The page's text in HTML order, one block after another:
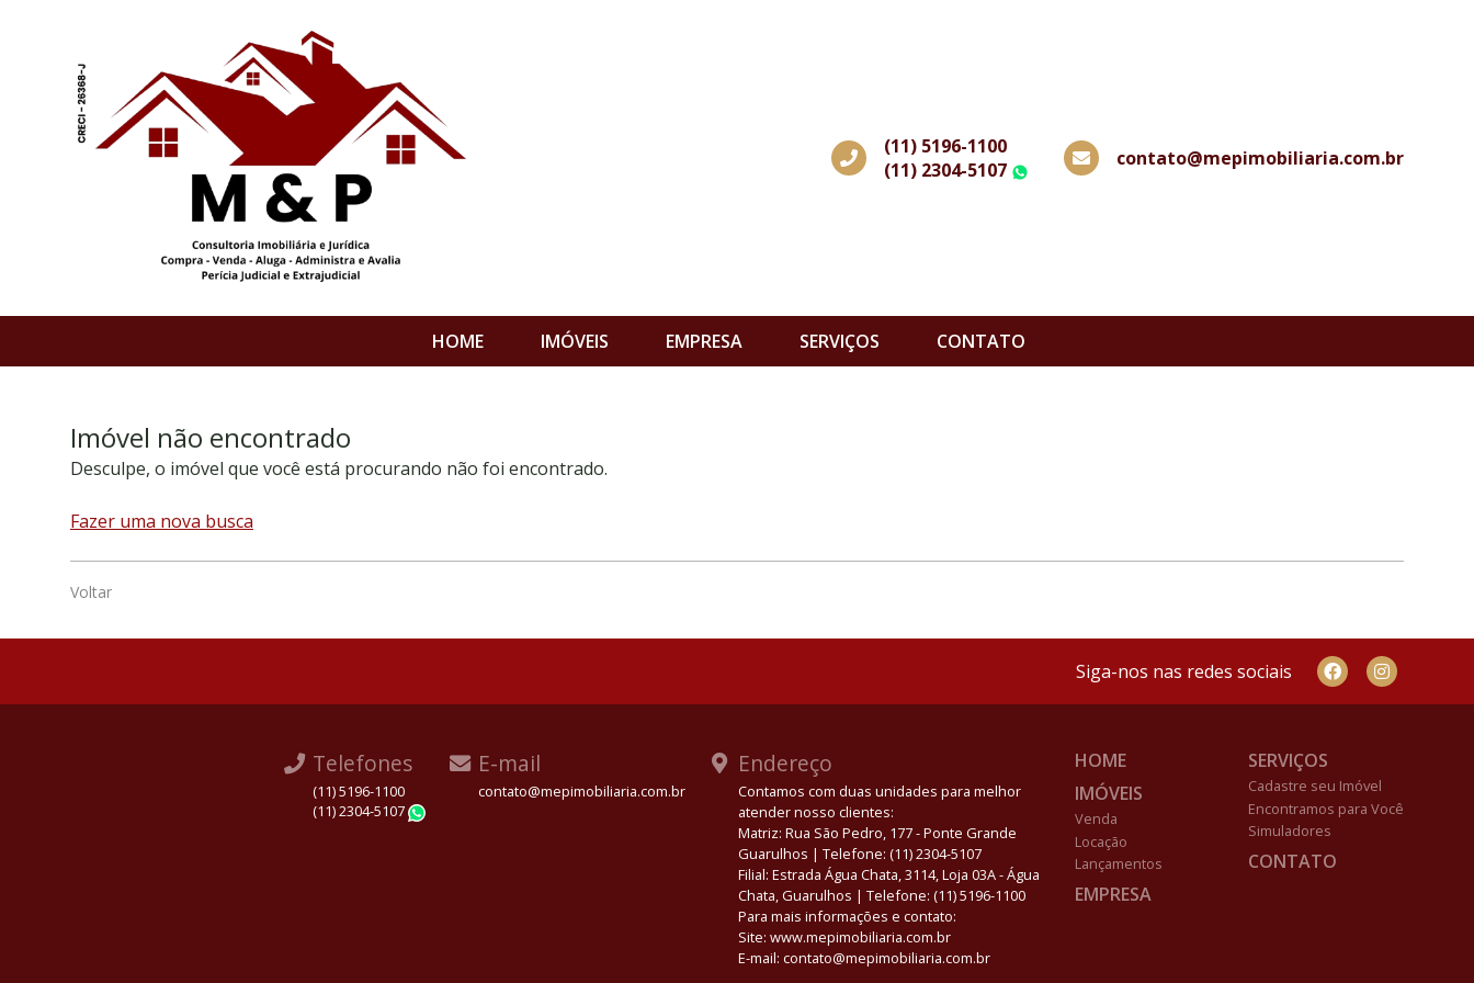
(11) 5196-1100
(11) 2304-5107
WhatsApp
contato@mepimobiliaria.com.br
HOME IMÓVEIS EMPRESA SERVIÇOS CONTATO
Imóvel não encontrado
Desculpe, o imóvel que você está procurando não foi encontrado.
Fazer uma nova busca
Voltar
Siga-nos nas redes sociais
Telefones
(11) 5196-1100
(11) 2304-5107
E-mail
contato@mepimobiliaria.com.br
Endereço
Contamos com duas unidades para melhor
atender nosso clientes:
Matriz: Rua São Pedro, 177 - Ponte Grande
Guarulhos | Telefone: (11) 2304-5107
Filial: Estrada Água Chata, 3114, Loja 03A - Água
Chata, Guarulhos | Telefone: (11) 5196-1100
Para mais informações e contato:
Site: www.mepimobiliaria.com.br
E-mail: contato@mepimobiliaria.com.br
HOME
IMÓVEIS
Venda
Locação
Lançamentos
EMPRESA
SERVIÇOS
Cadastre seu Imóvel
Encontramos para Você
Simuladores
CONTATO